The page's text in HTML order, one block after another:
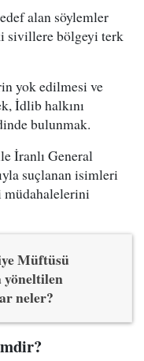
alan söylemler
sivillere bölgeyi terk
yok edilmesi ve
İdlib halkını
bulunmak.
İranlı General
suçlanan isimleri
müdahalelerini
Müftüsü
yöneltilen
neler?